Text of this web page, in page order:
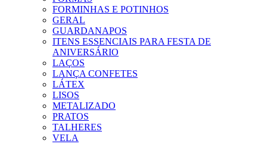
FORMINHAS E POTINHOS
GERAL
GUARDANAPOS
ITENS ESSENCIAIS PARA FESTA DE
ANIVERSÁRIO
LAÇOS
LANÇA CONFETES
LÁTEX
LISOS
METALIZADO
PRATOS
TALHERES
VELA